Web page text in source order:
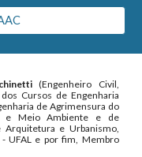
(Engenheiro Civil,
Cursos de Engenharia
de Agrimensura do
e Meio Ambiente e de
Arquitetura e Urbanismo,
UFAL e por fim, Membro